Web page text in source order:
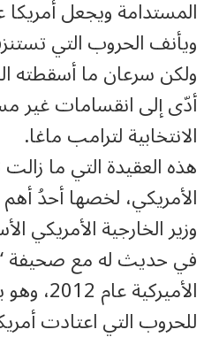
المستدامة ويجعل
ويأنف الحروب التي
ولكن سرعان ما أسقطته
أدّى إلى انقسامات غير
الانتخابية لترامب ماغا.
هذه العقيدة التي ما زالت
الأمريكي، لخصها أحدُ أهم
وزير الخارجية الأمريكي
في حديث له مع صحيفة
للحروب التي اعتادت